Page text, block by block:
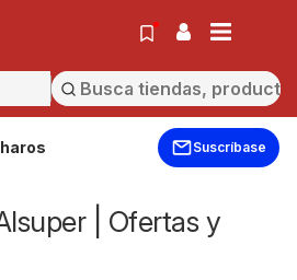
Suscríbase
| Ofertas y